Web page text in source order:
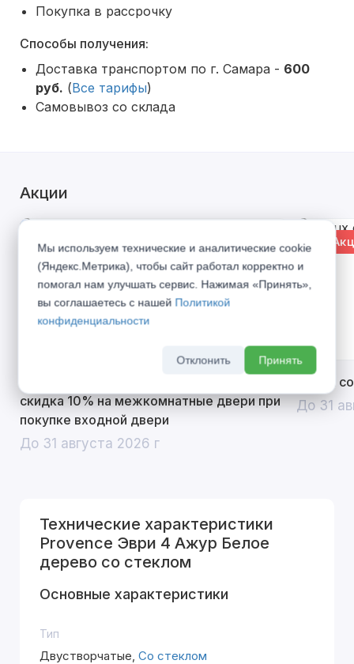
Покупка в рассрочку
Способы получения:
Доставка транспортом по г. Самара - 600
руб. (Все тарифы)
Самовывоз со склада
Акции
% Акция
скидка 10% на межкомнатные двери при
покупке входной двери
До 31 августа 2026 г
%
Divilux
До 31
Технические характеристики
Provence Эври 4 Ажур Белое
дерево со стеклом
Основные характеристики
Тип
Двустворчатые, Со стеклом
Мы используем технические и аналитические cookie
(Яндекс.Метрика), чтобы сайт работал корректно и
помогал нам улучшать сервис. Нажимая «Принять»,
вы соглашаетесь с нашей Политикой
конфиденциальности
Отклонить Принять